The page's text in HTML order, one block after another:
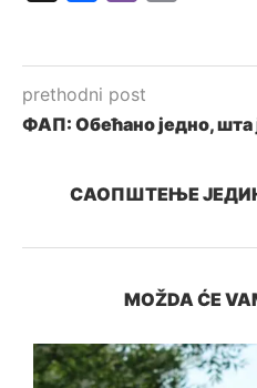
prethodni post
ФАП: Обећано једно, шта
САОПШТЕЊЕ
MOŽDA ĆE